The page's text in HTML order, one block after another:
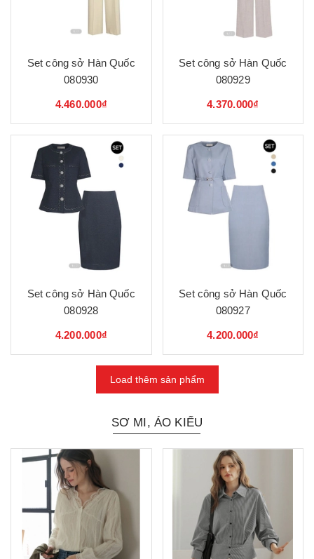
Set công sở Hàn Quốc
080930
4.460.000₫
Set công sở Hàn Quốc
080929
4.370.000₫
Set công sở Hàn Quốc
080928
4.200.000₫
Set công sở Hàn Quốc
080927
4.200.000₫
Load thêm sản phẩm
SƠ MI, ÁO KIỂU